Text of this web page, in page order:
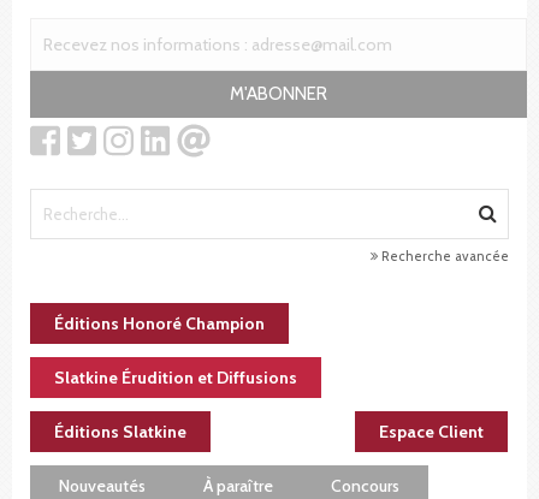
M'ABONNER
Recherche avancée
Éditions Honoré Champion
Slatkine Érudition et Diffusions
Éditions Slatkine Espace Client
Nouveautés À paraître Concours